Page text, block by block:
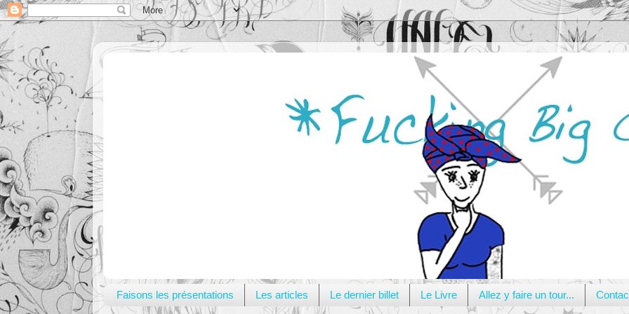
Faisons les présentations Les articles Le dernier billet Le Livre Allez y faire un tour...